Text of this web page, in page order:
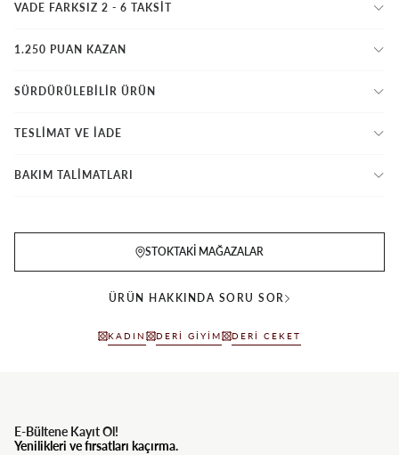
VADE FARKSIZ 2 - 6 TAKSIT
1.250 PUAN KAZAN
SÜRDÜRÜLEBİLİR ÜRÜN
TESLİMAT VE İADE
BAKIM TALİMATLARI
STOKTAKI MAĞAZALAR
ÜRÜN HAKKINDA SORU SOR
KADIN DERI GIYIM DERI CEKET
E-Bültene Kayıt Ol!
Yenilikleri ve fırsatları kaçırma.